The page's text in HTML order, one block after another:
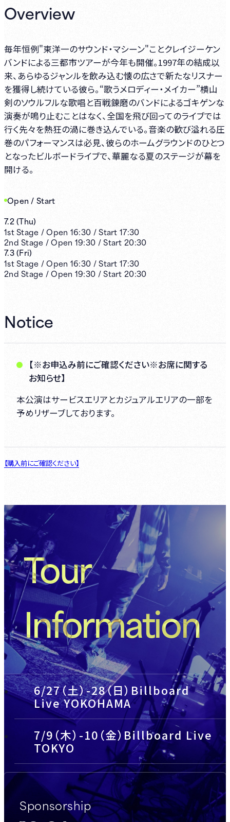
Overview
毎年恒例"東洋一のサウンド・マシーン"ことクレイジーケン
バンドによる三都市ツアーが今年も開催。1997年の結成以
来、あらゆるジャンルを飲み込む懐の広さで新たなリスナー
を獲得し続けている彼ら。“歌うメロディー・メイカー”横山
剣のソウルフルな歌唱と百戦錬磨のバンドによるゴキゲンな
演奏が鳴り止むことはなく、全国を飛び回ってのライブでは
行く先々を熱狂の渦に巻き込んでいる。音楽の歓び溢れる圧
巻のパフォーマンスは必見、彼らのホームグラウンドのひとつ
となったビルボードライブで、華麗なる夏のステージが幕を
開ける。
Open / Start
7.2(Thu)
1stStage /Open 16:30 /Start 17:30
2nd Stage /Open 19:30 /Start 20:30
7.3(Fri)
1stStage /Open 16:30 /Start 17:30
2nd Stage /Open 19:30 /Start 20:30
Notice
【※お申込み前にご確認ください※お席に関する
お知らせ】
本公演はサービスエリアとカジュアルエリアの一部を
予めリザーブしております。
【購入前にご確認ください】
Tour
Information
6/27（土）-28（日）Billboard
Live YOKOHAMA
7/9（木）-10（金）Billboard Live
TOKYO
Sponsorship